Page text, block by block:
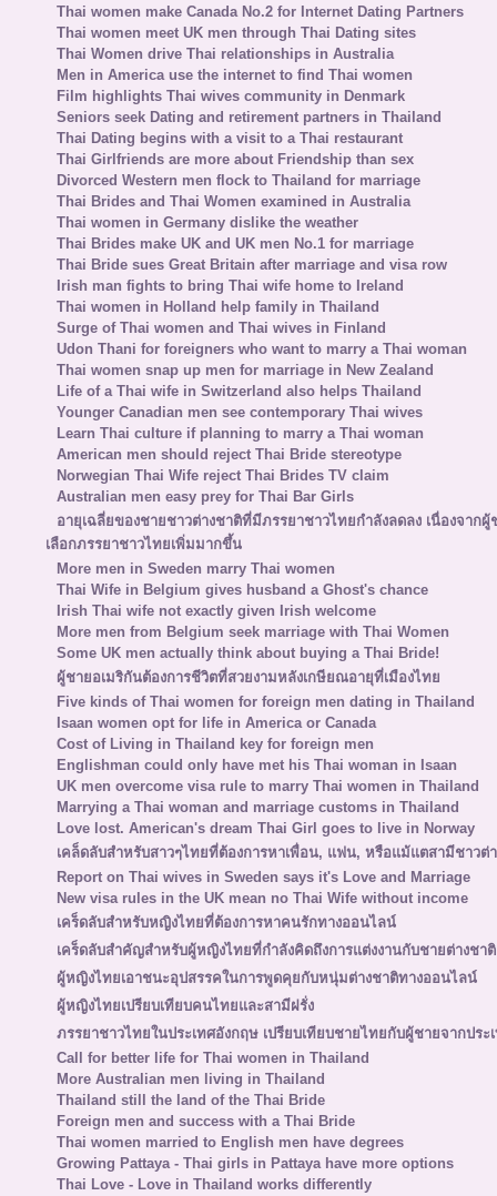
Thai women make Canada No.2 for Internet Dating Partners
Thai women meet UK men through Thai Dating sites
Thai Women drive Thai relationships in Australia
Men in America use the internet to find Thai women
Film highlights Thai wives community in Denmark
Seniors seek Dating and retirement partners in Thailand
Thai Dating begins with a visit to a Thai restaurant
Thai Girlfriends are more about Friendship than sex
Divorced Western men flock to Thailand for marriage
Thai Brides and Thai Women examined in Australia
Thai women in Germany dislike the weather
Thai Brides make UK and UK men No.1 for marriage
Thai Bride sues Great Britain after marriage and visa row
Irish man fights to bring Thai wife home to Ireland
Thai women in Holland help family in Thailand
Surge of Thai women and Thai wives in Finland
Udon Thani for foreigners who want to marry a Thai woman
Thai women snap up men for marriage in New Zealand
Life of a Thai wife in Switzerland also helps Thailand
Younger Canadian men see contemporary Thai wives
Learn Thai culture if planning to marry a Thai woman
American men should reject Thai Bride stereotype
Norwegian Thai Wife reject Thai Brides TV claim
Australian men easy prey for Thai Bar Girls
อายุเฉลี่ยของชายชาวต่างชาติที่มีภรรยาชาวไทยกำลังลดลง เนื่องจาก
เลือกภรรยาชาวไทยเพิ่มมากขึ้น
More men in Sweden marry Thai women
Thai Wife in Belgium gives husband a Ghost's chance
Irish Thai wife not exactly given Irish welcome
More men from Belgium seek marriage with Thai Women
Some UK men actually think about buying a Thai Bride!
ผู้ชายอเมริกันต้องการชีวิตที่สวยงามหลังเกษียณอายุที่เมืองไทย
Five kinds of Thai women for foreign men dating in Thailand
Isaan women opt for life in America or Canada
Cost of Living in Thailand key for foreign men
Englishman could only have met his Thai woman in Isaan
UK men overcome visa rule to marry Thai women in Thailand
Marrying a Thai woman and marriage customs in Thailand
Love lost. American's dream Thai Girl goes to live in Norway
เคล็ดลับสำหรับสาวๆไทยที่ต้องการหาเพื่อน, แฟน, หรือแม้แตสามีชาวต่
Report on Thai wives in Sweden says it's Love and Marriage
New visa rules in the UK mean no Thai Wife without income
เคร็ดลับสำหรับหญิงไทยที่ต้องการหาคนรักทางออนไลน์
เคร็ดลับสำคัญสำหรับผู้หญิงไทยที่กำลังคิดถึงการแต่งงานกับชายต่างชาติ
ผู้หญิงไทยเอาชนะอุปสรรคในการพูดคุยกับหนุ่มต่างชาติทางออนไลน์
ผู้หญิงไทยเปรียบเทียบคนไทยและสามีฝรั่ง
ภรรยาชาวไทยในประเทศอังกฤษ เปรียบเทียบชายไทยกับผู้ชายจากประ
Call for better life for Thai women in Thailand
More Australian men living in Thailand
Thailand still the land of the Thai Bride
Foreign men and success with a Thai Bride
Thai women married to English men have degrees
Growing Pattaya - Thai girls in Pattaya have more options
Thai Love - Love in Thailand works differently